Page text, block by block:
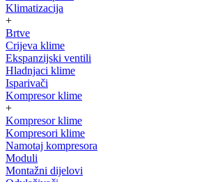
Klimatizacija
+
Brtve
Crijeva klime
Ekspanzijski ventili
Hladnjaci klime
Isparivači
Kompresor klime
+
Kompresor klime
Kompresori klime
Namotaj kompresora
Moduli
Montažni dijelovi